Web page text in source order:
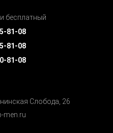
бесплатный
81-08
81-08
81-08
Cлобода, 26
men.ru